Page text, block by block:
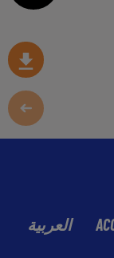
العربية